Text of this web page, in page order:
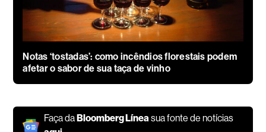
Notas ‘tostadas’: como incêndios florestais podem
afetar o sabor de sua taça de vinho
Faça daBloomberg Líneasua fonte de notícias